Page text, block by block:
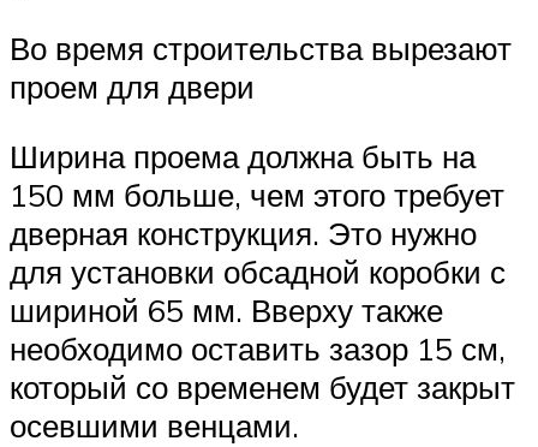
Во время строительства вырезают
проем для двери
Ширина проема должна быть на
150 мм больше, чем этого требует
дверная конструкция. Это нужно
для установки обсадной коробки с
шириной 65 мм. Вверху также
необходимо оставить зазор 15 см,
который со временем будет закрыт
осевшими венцами.